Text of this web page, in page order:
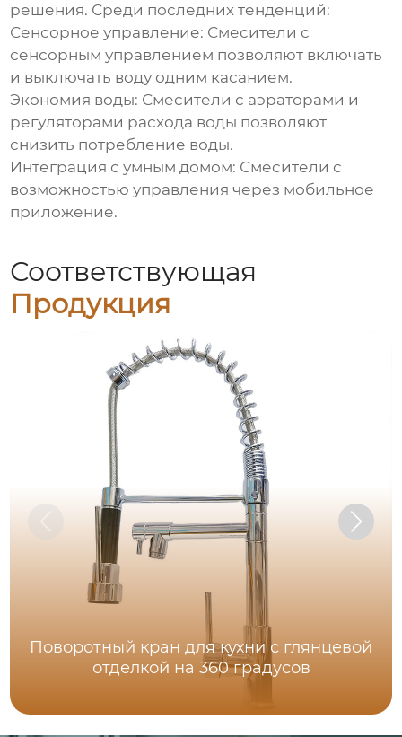
решения. Среди последних тенденций:
Сенсорное управление: Смесители с
сенсорным управлением позволяют включать
и выключать воду одним касанием.
Экономия воды: Смесители с аэраторами и
регуляторами расхода воды позволяют
снизить потребление воды.
Интеграция с умным домом: Смесители с
возможностью управления через мобильное
приложение.
Соответствующая
Продукция
Поворотный кран для кухни с глянцевой
отделкой на 360 градусов